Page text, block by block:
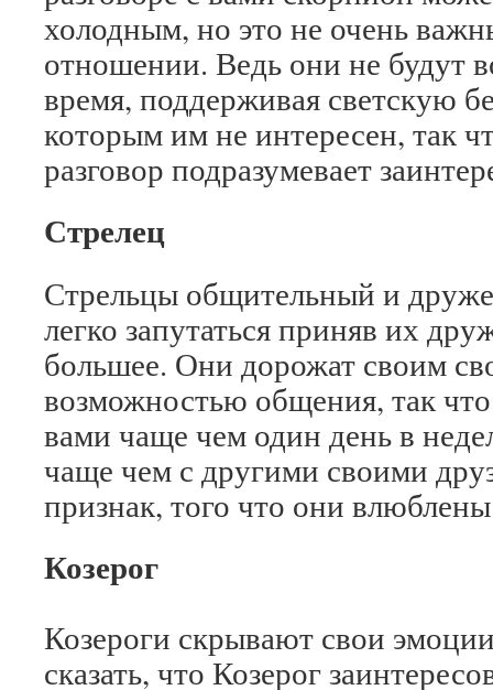
холодным, но это не очень
отношении. Ведь они не будут
время, поддерживая светскую
которым им не интересен, так
разговор подразумевает
Стрелец
Стрельцы общительный и
легко запутаться приняв их
большее. Они дорожат своим
возможностью общения, так
вами чаще чем один день в
чаще чем с другими своими
признак, того что они
Козерог
Козероги скрывают свои
сказать, что Козерог